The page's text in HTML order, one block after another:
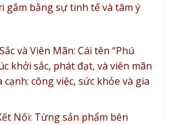
gắm bằng sự tinh tế và tâm ý
và Viên Mãn: Cái tên “Phú
khởi sắc, phát đạt, và viên mãn
công việc, sức khỏe và gia
Nối: Từng sản phẩm bên